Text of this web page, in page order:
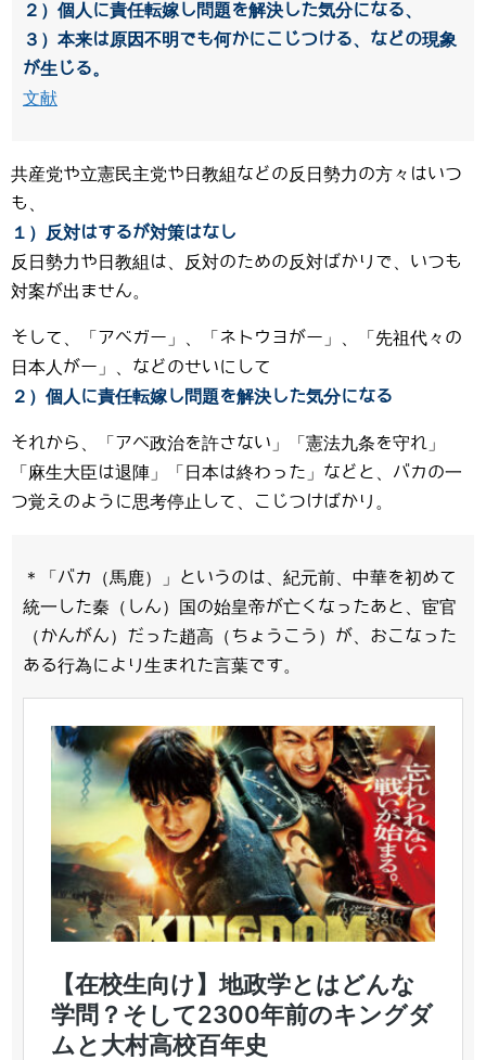
２）個人に責任転嫁し問題を解決した気分になる、
３）本来は原因不明でも何かにこじつける、などの現象
が生じる。
文献
共産党や立憲民主党や日教組などの反日勢力の方々はいつ
も、
１）反対はするが対策はなし
反日勢力や日教組は、反対のための反対ばかりで、いつも
対案が出ません。
そして、「アベガー」、「ネトウヨがー」、「先祖代々の
日本人がー」、などのせいにして
２）個人に責任転嫁し問題を解決した気分になる
それから、「アベ政治を許さない」「憲法九条を守れ」
「麻生大臣は退陣」「日本は終わった」などと、バカの一
つ覚えのように思考停止して、こじつけばかり。
＊「バカ（馬鹿）」というのは、紀元前、中華を初めて
統一した秦（しん）国の始皇帝が亡くなったあと、宦官
（かんがん）だった趙高（ちょうこう）が、おこなった
ある行為により生まれた言葉です。